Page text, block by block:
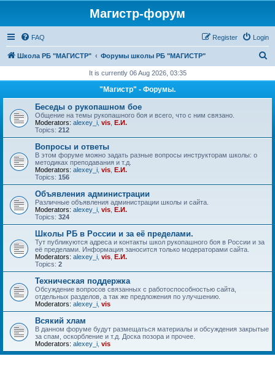
Магистр-форум
FAQ Login
Register
Школа РБ "МАГИСТР" Форумы школы РБ "МАГИСТР"
r
It is currently 06 Aug 2026, 03:35
"Магистр" - Форумы.
Беседы о рукопашном бое
Общение на темы рукопашного боя и всего, что с ним связано.
Moderators: alexey_i vis Е.И.
Topics: 212
Вопросы и ответы
В этом форуме можно задать разные вопросы инструкторам школы: о
методиках преподавания и т.д.
Moderators: alexey_i vis Е.И.
Topics: 156
Объявления администрации
Различные объявления администрации школы и сайта.
Moderators: alexey_i vis Е.И.
Topics: 324
Школы РБ в России и за её пределами.
Тут публикуются адреса и контакты школ рукопашного боя в России и за
её пределами. Информация заносится только модераторами сайта.
Moderators: alexey_i vis Е.И.
Topics: 2
Техническая поддержка
Обсуждение вопросов связанных с работоспособностью сайта,
отдельных разделов, а так же предложения по улучшению.
Moderators: alexey_i vis
Всякий хлам
В данном форуме будут размещаться материалы и обсуждения закрытые
за спам, оскорбление и т.д. Доска позора и прочее.
Moderators: alexey_i vis